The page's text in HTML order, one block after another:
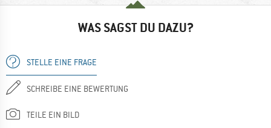
WAS SAGST DU DAZU?
STELLE EINE FRAGE
SCHREIBE EINE BEWERTUNG
TEILE EIN BILD